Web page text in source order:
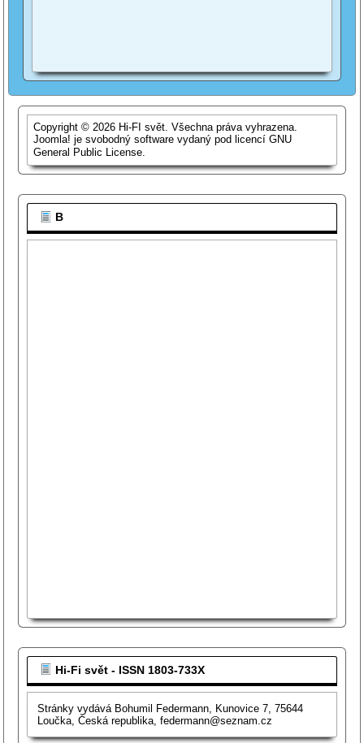
Copyright © 2026 Hi-FI svět. Všechna práva vyhrazena.
Joomla! je svobodný software vydaný pod licencíGNU
General Public License.
B
Hi-Fi svět - ISSN 1803-733X
Stránky vydává Bohumil Federmann, Kunovice 7, 75644
Loučka, Česká republika, federmann@seznam.cz